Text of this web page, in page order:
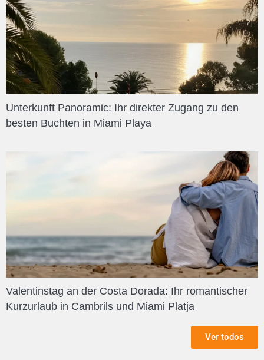
Unterkunft Panoramic: Ihr direkter Zugang zu den
besten Buchten in Miami Playa
Valentinstag an der Costa Dorada: Ihr romantischer
Kurzurlaub in Cambrils und Miami Platja
Ver todos